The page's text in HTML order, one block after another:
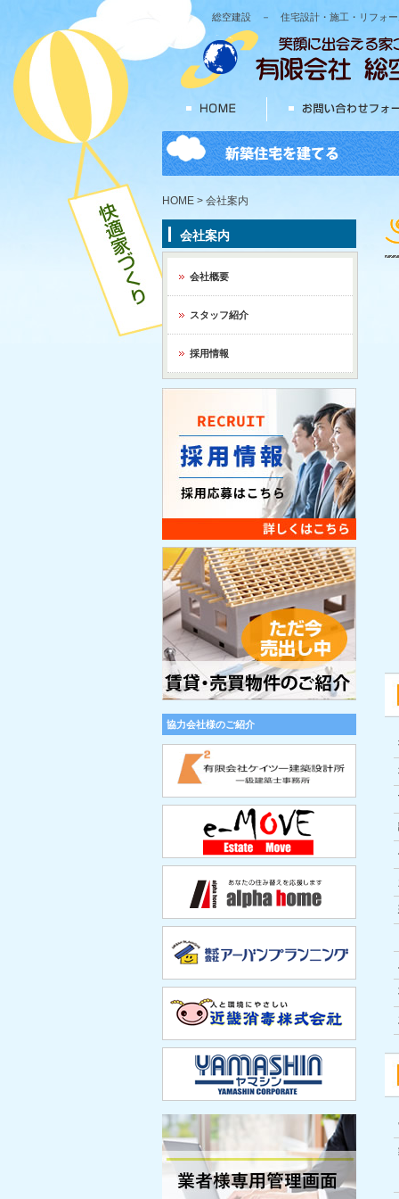
総空建設 － 住宅設計・施工・リフォー
HOME > 会社案内
会社案内
会社概要
スタッフ紹介
採用情報
協力会社様のご紹介